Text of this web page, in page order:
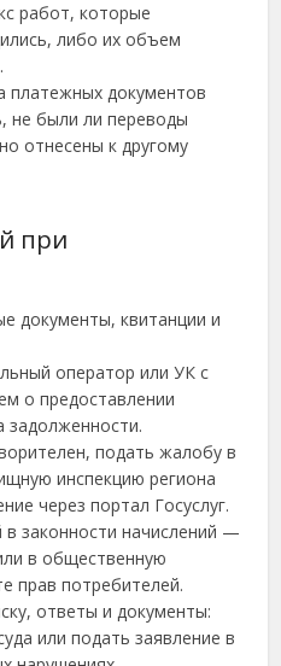
работ, которые
либо их объем
платежных документов
не были ли переводы
отнесены к другому
при
документы, квитанции и
оператор или УК с
о предоставлении
задолженности.
подать жалобу в
инспекцию региона
через портал Госуслуг.
законности начислений —
в общественную
прав потребителей.
ответы и документы:
или подать заявление в